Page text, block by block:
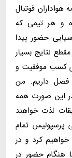
فوتبال
و هر تیمی که
حضور پیدا
نتایج بسیار
کسب موفقیت و
فصل داریم. من
این صورت همه
لذت خواهند
پرسپولیس تمام
کرد و در
هنگام حضور در